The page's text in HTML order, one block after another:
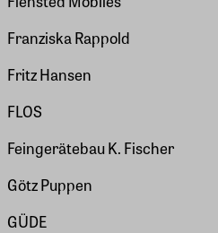
Franziska Rappold
Fritz Hansen
FLOS
Feingerätebau K. Fischer
Götz Puppen
GÜDE